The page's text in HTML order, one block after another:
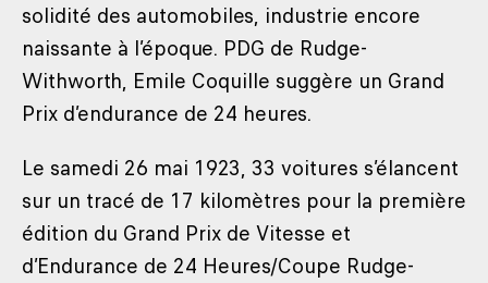
solidité des automobiles, industrie encore
naissante à l’époque. PDG de Rudge-
Withworth, Emile Coquille suggère un Grand
Prix d’endurance de 24 heures.
Le samedi 26 mai 1923, 33 voitures s’élancent
sur un tracé de 17 kilomètres pour la première
édition du Grand Prix de Vitesse et
d’Endurance de 24 Heures/Coupe Rudge-